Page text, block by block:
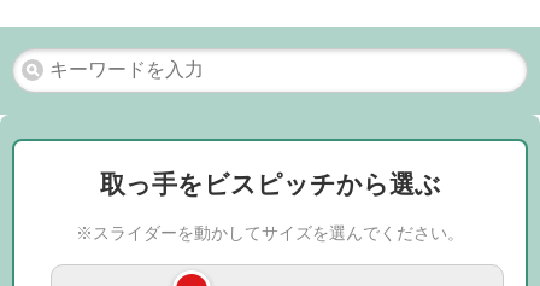
取っ手をビスピッチから選ぶ
※スライダーを動かしてサイズを選んでください。